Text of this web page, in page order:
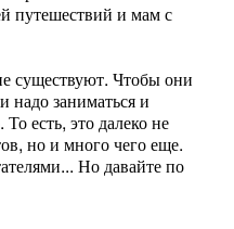
путешествий и мам с
существуют. Чтобы они
заниматься и
есть, это далеко не
но и много чего еще.
Но давайте по